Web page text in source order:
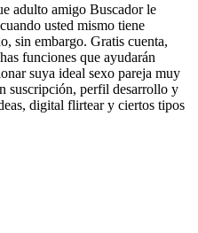
adulto amigo Buscador le
usted mismo tiene
sin embargo. Gratis cuenta,
funciones que ayudarán
suya ideal sexo pareja muy
suscripción, perfil desarrollo y
digital flirtear y ciertos tipos